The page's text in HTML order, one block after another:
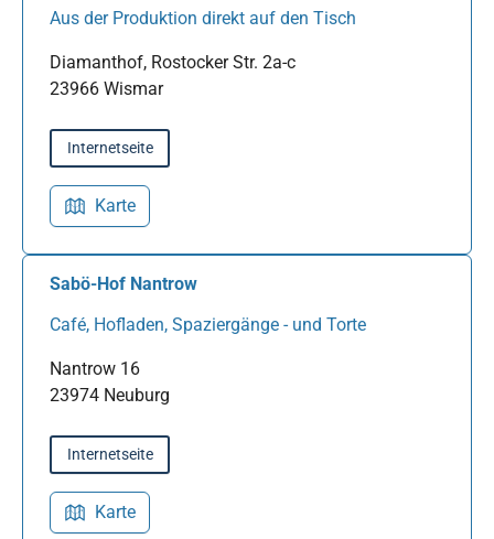
Aus der Produktion direkt auf den Tisch
Diamanthof, Rostocker Str. 2a-c
23966 Wismar
Internetseite
Karte
Sabö-Hof Nantrow
Café, Hofladen, Spaziergänge - und Torte
Nantrow 16
23974 Neuburg
Internetseite
Karte